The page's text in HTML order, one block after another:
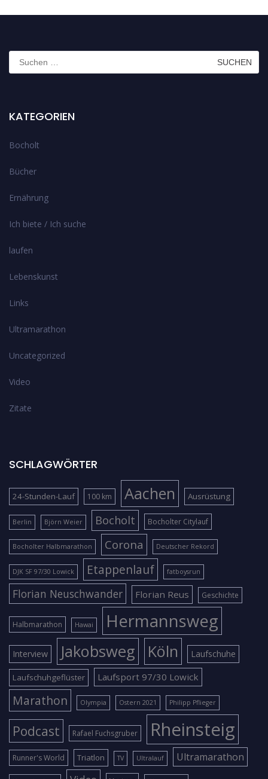
Suchen
nach:
KATEGORIEN
Bocholt
Bücher
Ernährung
Ich biete / Ich suche
laufen
Lebenskunst
Links
Ultramarathon
Uncategorized
Video
Zitate
SCHLAGWÖRTER
24-Stunden-Lauf 100 km Aachen Ausrüstung
Berlin Björn Weier Bocholt Bocholter Citylauf
Bocholter Halbmarathon Corona Deutscher Rekord
DJK SF 97/30 Lowick Etappenlauf fatboysrun
Florian Neuschwander Florian Reus Geschichte
Halbmarathon Hawai Hermannsweg
Interview Jakobsweg Köln Laufschuhe
Laufschuhgeflüster Laufsport 97/30 Lowick
Marathon Olympia Ostern 2021 Philipp Pflieger
Podcast Rafael Fuchsgruber Rheinsteig
Runner's World Triatlon TV Ultralauf Ultramarathon